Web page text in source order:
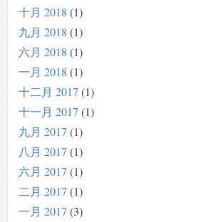
十月 2018 1
九月 2018 1
六月 2018 1
一月 2018 1
十二月 2017 1
十一月 2017 1
九月 2017 1
八月 2017 1
六月 2017 1
二月 2017 1
一月 2017 3